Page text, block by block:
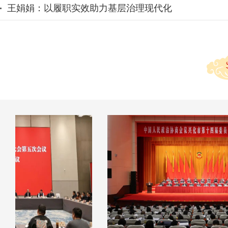
王娟娟：以履职实效助力基层治理现代化